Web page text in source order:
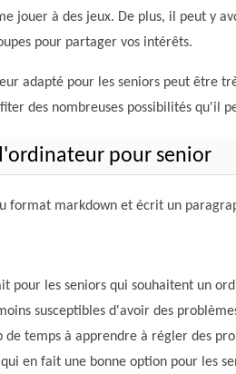
jouer à des jeux. De plus, il peut y
pour partager vos intérêts.
adapté pour les seniors peut être
des nombreuses possibilités qu'il
pour senior
format markdown et écrit un
pour les seniors qui souhaitent un
susceptibles d'avoir des
de temps à apprendre à régler des
en fait une bonne option pour les